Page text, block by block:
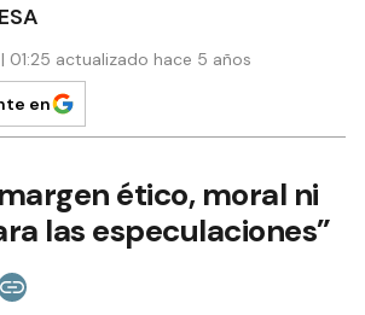
01:25 actualizado hace 5 años
en
ético, moral ni
las especulaciones”